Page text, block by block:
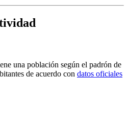
una población según el padrón de
de acuerdo con datos oficiales